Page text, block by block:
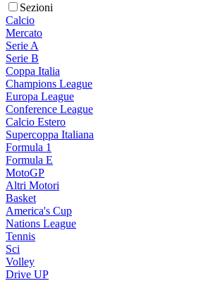
Sezioni
Calcio
Mercato
Serie A
Serie B
Coppa Italia
Champions League
Europa League
Conference League
Calcio Estero
Supercoppa Italiana
Formula 1
Formula E
MotoGP
Altri Motori
Basket
America's Cup
Nations League
Tennis
Sci
Volley
Drive UP